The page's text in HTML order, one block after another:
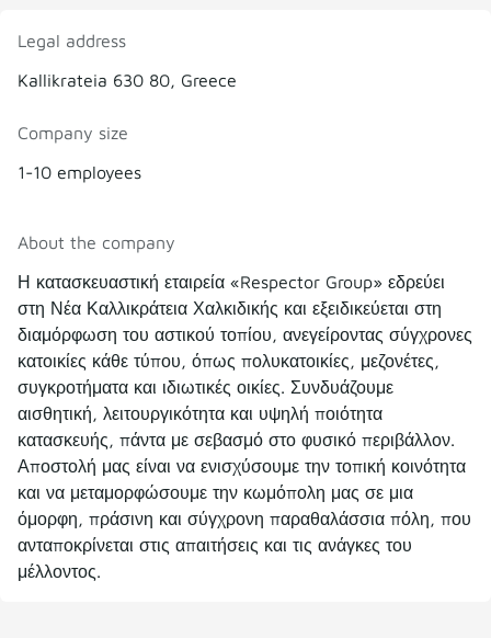
Legal address
Kallikrateia 630 80, Greece
Company size
1-10 employees
About the company
Η κατασκευαστική εταιρεία «Respector Group» εδρεύει
στη Νέα Καλλικράτεια Χαλκιδικής και εξειδικεύεται στη
διαμόρφωση του αστικού τοπίου, ανεγείροντας σύγχρονες
κατοικίες κάθε τύπου, όπως πολυκατοικίες, μεζονέτες,
συγκροτήματα και ιδιωτικές οικίες. Συνδυάζουμε
αισθητική, λειτουργικότητα και υψηλή ποιότητα
κατασκευής, πάντα με σεβασμό στο φυσικό περιβάλλον.
Αποστολή μας είναι να ενισχύσουμε την τοπική κοινότητα
και να μεταμορφώσουμε την κωμόπολη μας σε μια
όμορφη, πράσινη και σύγχρονη παραθαλάσσια πόλη, που
ανταποκρίνεται στις απαιτήσεις και τις ανάγκες του
μέλλοντος.